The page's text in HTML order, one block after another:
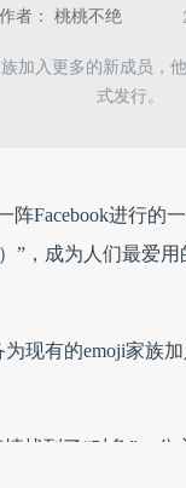
者： 桃桃不绝
加入更多的新成员，
式发行。
Facebook进行的
”，成为人们最爱
现有的emoji家族
情找到了“对象”：